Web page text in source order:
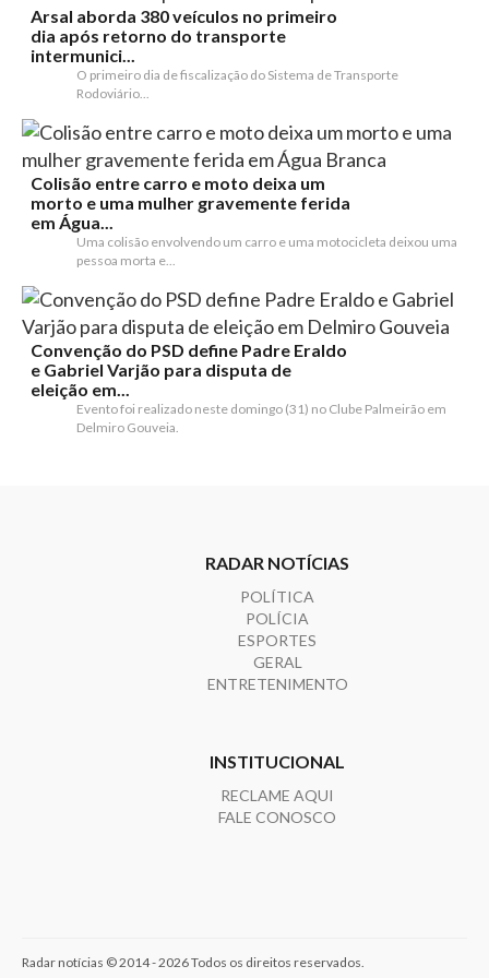
Arsal aborda 380 veículos no primeiro
dia após retorno do transporte
intermunici...
O primeiro dia de fiscalização do Sistema de Transporte
Rodoviário...
Colisão entre carro e moto deixa um
morto e uma mulher gravemente ferida
em Água...
Uma colisão envolvendo um carro e uma motocicleta deixou uma
pessoa morta e...
Convenção do PSD define Padre Eraldo
e Gabriel Varjão para disputa de
eleição em...
Evento foi realizado neste domingo (31) no Clube Palmeirão em
Delmiro Gouveia.
RADAR NOTÍCIAS
POLÍTICA
POLÍCIA
ESPORTES
GERAL
ENTRETENIMENTO
INSTITUCIONAL
RECLAME AQUI
FALE CONOSCO
Radar notícias © 2014 - 2026 Todos os direitos reservados.